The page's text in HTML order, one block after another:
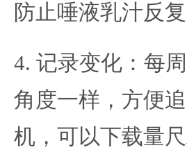
防止唾液乳汁反复
4. 记录变化：每
角度一样，方便
机，可以下载量